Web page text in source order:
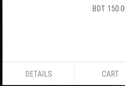
BDT
DETAILS CART